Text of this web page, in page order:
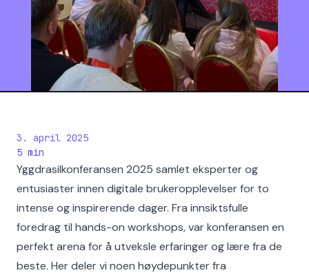
3. april 2025
5 min
Yggdrasilkonferansen 2025 samlet eksperter og
entusiaster innen digitale brukeropplevelser for to
intense og inspirerende dager. Fra innsiktsfulle
foredrag til hands-on workshops, var konferansen en
perfekt arena for å utveksle erfaringer og lære fra de
beste. Her deler vi noen høydepunkter fra